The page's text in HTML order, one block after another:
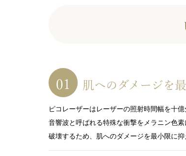
肌へのダメージを
ピコレーザーはレーザーの照射時間幅を十
音響波と呼ばれる特殊な衝撃をメラニン色
破壊するため、肌へのダメージを最小限に抑